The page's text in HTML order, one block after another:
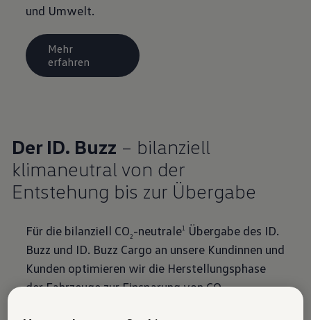
und Umwelt.
Mehr
erfahren
Der ID. Buzz – bilanziell
klimaneutral von der
Entstehung bis zur Übergabe
Für die bilanziell CO2-neutrale1
Übergabe des ID.
Buzz und ID. Buzz Cargo an unsere Kundinnen und
Kunden optimieren wir die Herstellungsphase
der Fahrzeuge zur Einsparung von CO -